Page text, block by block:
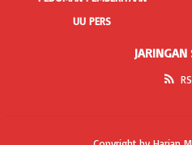
UU PERS
JARINGAN